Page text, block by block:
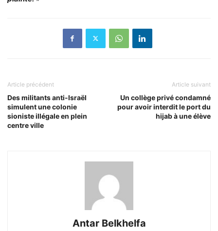
Article précédent
Des militants anti-Israël
simulent une colonie
sioniste illégale en plein
centre ville
Article suivant
Un collège privé condamné
pour avoir interdit le port du
hijab à une élève
Antar Belkhelfa